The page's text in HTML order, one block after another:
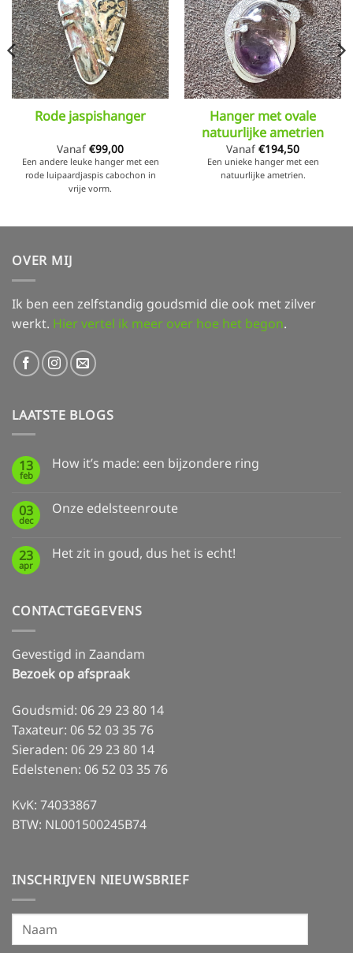
Rode jaspishanger
Vanaf €99,00
Een andere leuke hanger met een
rode luipaardjaspis cabochon in
vrije vorm.
Hanger met ovale
natuurlijke ametrien
Vanaf €194,50
Een unieke hanger met een
natuurlijke ametrien.
OVER MIJ
Ik ben een zelfstandig goudsmid die ook met zilver
werkt. Hier vertel ik meer over hoe het begon.
LAATSTE BLOGS
13
feb
How it’s made: een bijzondere ring
How
bijzondere
ring
03
dec
Onze edelsteenroute
Onze
23
apr
Het zit in goud, dus het is echt!
zit
het
is
echt!
CONTACTGEGEVENS
Gevestigd in Zaandam
Bezoek op afspraak
Goudsmid: 06 29 23 80 14
Taxateur: 06 52 03 35 76
Sieraden: 06 29 23 80 14
Edelstenen: 06 52 03 35 76
KvK: 74033867
BTW: NL001500245B74
INSCHRIJVEN NIEUWSBRIEF